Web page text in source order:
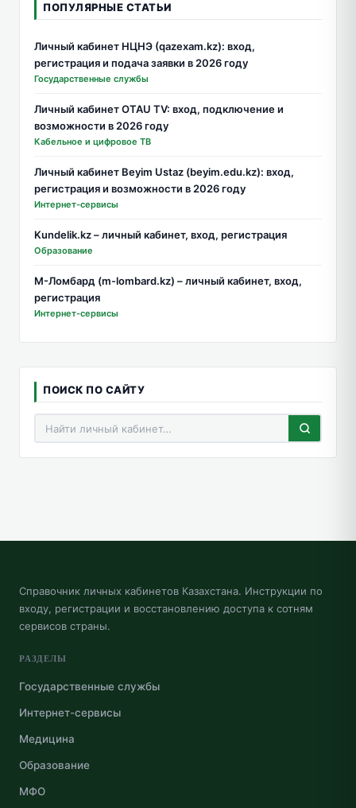
ПОПУЛЯРНЫЕ СТАТЬИ
Личный кабинет НЦНЭ (qazexam.kz): вход,
регистрация и подача заявки в 2026 году
Государственные службы
Личный кабинет OTAU TV: вход, подключение и
возможности в 2026 году
Кабельное и цифровое ТВ
Личный кабинет Beyim Ustaz (beyim.edu.kz): вход,
регистрация и возможности в 2026 году
Интернет-сервисы
Kundelik.kz – личный кабинет, вход, регистрация
Образование
М-Ломбард (m-lombard.kz) – личный кабинет, вход,
регистрация
Интернет-сервисы
ПОИСК ПО САЙТУ
Справочник личных кабинетов Казахстана. Инструкции по
входу, регистрации и восстановлению доступа к сотням
сервисов страны.
РАЗДЕЛЫ
Государственные службы
Интернет-сервисы
Медицина
Образование
МФО